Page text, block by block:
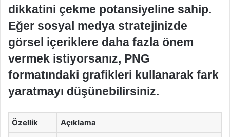
dikkatini çekme potansiyeline sahip.
Eğer sosyal medya stratejinizde
görsel içeriklere daha fazla önem
vermek istiyorsanız, PNG
formatındaki grafikleri kullanarak fark
yaratmayı düşünebilirsiniz.
Özellik Açıklama